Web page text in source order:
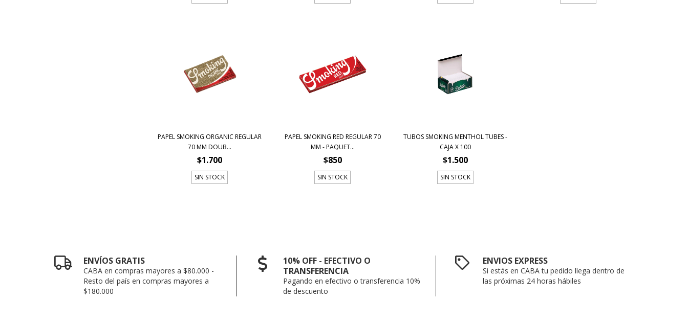
PAPEL SMOKING ORGANIC REGULAR
70 MM DOUB...
$1.700
SIN STOCK
PAPEL SMOKING RED REGULAR 70
MM - PAQUET...
$850
SIN STOCK
TUBOS SMOKING MENTHOL TUBES -
CAJA X 100
$1.500
SIN STOCK
ENVÍOS GRATIS
CABA en compras mayores a $80.000 -
Resto del país en compras mayores a
$180.000
10% OFF - EFECTIVO O
TRANSFERENCIA
Pagando en efectivo o transferencia 10%
de descuento
ENVIOS EXPRESS
Si estás en CABA tu pedido llega dentro de
las próximas 24 horas hábiles